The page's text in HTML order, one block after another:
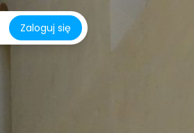
Zaloguj się